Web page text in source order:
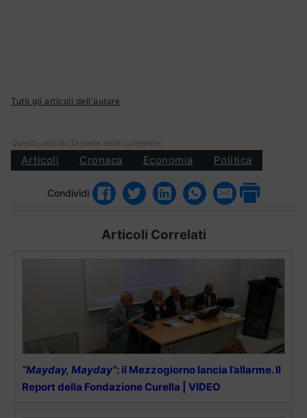
Tutti gli articoli dell'autore
Questo articolo fa parte delle categorie:
Articoli Cronaca Economia Politica
Condividi
Articoli Correlati
“Mayday, Mayday”: il Mezzogiorno lancia l’allarme. Il
Report della Fondazione Curella | VIDEO